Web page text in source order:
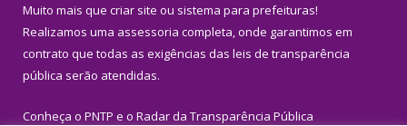
Muito mais que criar site ou sistema para prefeituras!
Realizamos uma assessoria completa, onde garantimos em
contrato que todas as exigências das leis de transparência
pública serão atendidas.
Conheça o PNTP e o Radar da Transparência Pública